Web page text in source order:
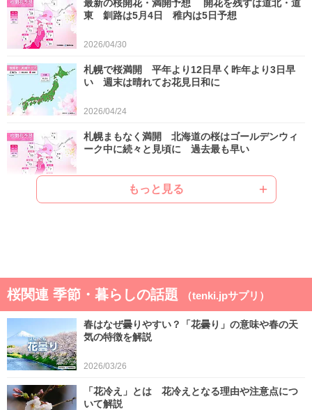
もっと見る
最新の桜開花・満開予想 開花を残すは道北・道
東 釧路は5月4日 稚内は5日予想
2026/04/30
札幌で桜満開 平年より12日早く昨年より3日早
い 週末は晴れてお花見日和に
2026/04/24
札幌まもなく満開 北海道の桜はゴールデンウィ
ーク中に続々と見頃に 過去最も早い
2026/04/22
ゴールデンウィークは晴れと雨が交互 晴れると
気象予報士の解説をもっと見る
桜関連 季節・暮らしの話題 （tenki.jpサプリ）
春はなぜ曇りやすい？「花曇り」の意味や春の天
気の特徴を解説
2026/03/26
「花冷え」とは 花冷えとなる理由や注意点につ
いて解説